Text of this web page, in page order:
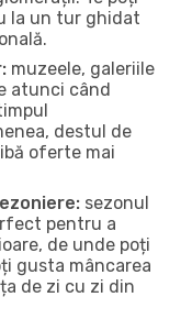
la un tur ghidat
muzeele, galeriile
atunci când
destul de
oferte mai
sezonul
pentru a
de unde poți
gusta mâncarea
de zi cu zi din